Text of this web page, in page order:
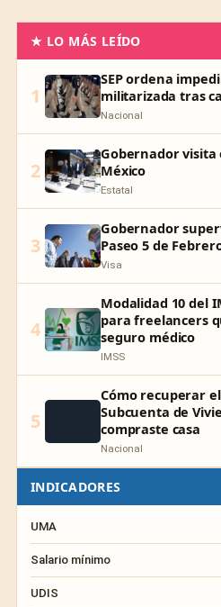
★ LO MÁS LEÍDO
1
SEP ordena
militarizada tras
Nacional
2
Gobernador
México
Estatal
3
Gobernador
Paseo 5 de
Visa
4
Modalidad 10 del
para freelancers
seguro médico
IMSS
5
Cómo recuperar
Subcuenta de
compraste casa
Nacional
INDICADORES
UMA
Salario mínimo
UDIS